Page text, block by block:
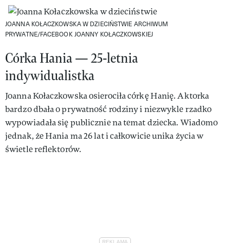
JOANNA KOŁACZKOWSKA W DZIECIŃSTWIE ARCHIWUM
PRYWATNE/FACEBOOK JOANNY KOŁACZKOWSKIEJ
Córka Hania — 25-letnia
indywidualistka
Joanna Kołaczkowska osierociła córkę Hanię. Aktorka
bardzo dbała o prywatność rodziny i niezwykle rzadko
wypowiadała się publicznie na temat dziecka. Wiadomo
jednak, że Hania ma 26 lat i całkowicie unika życia w
świetle reflektorów.